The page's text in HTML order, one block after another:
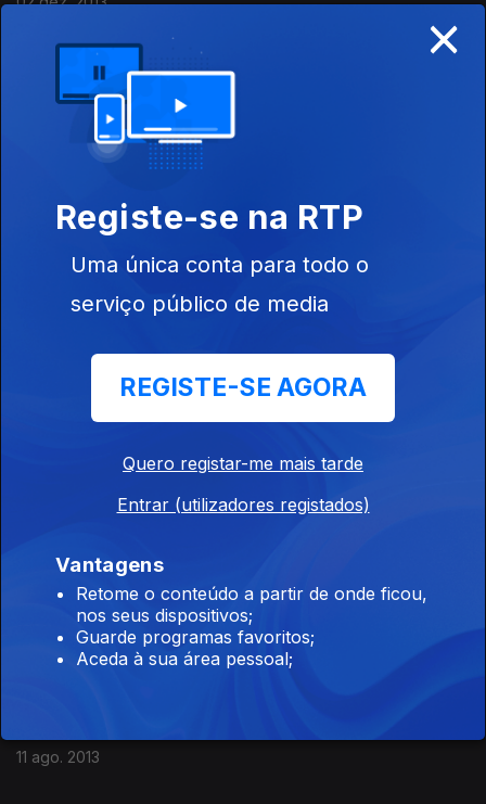
17 nov. 2013
25 ago. 2013
18 ago. 2013
11 ago. 2013
×
Registe-se na RTP
Uma única conta para todo o
serviço público de media
REGISTE-SE AGORA
Quero registar-me mais tarde
Entrar (utilizadores registados)
Vantagens
Retome o conteúdo a partir de onde ficou,
nos seus dispositivos;
Guarde programas favoritos;
Aceda à sua área pessoal;